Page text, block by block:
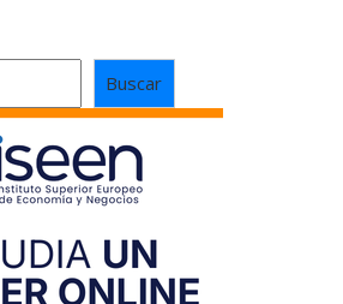
Buscar